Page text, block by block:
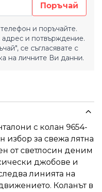
Поръчай
и поръчайте.
и потвърждение.
се съгласявате с
на личните Ви данни.
с колан 9654-
избор за свежа лятна
от светлосин деним
джобове и
линията на
Коланът в